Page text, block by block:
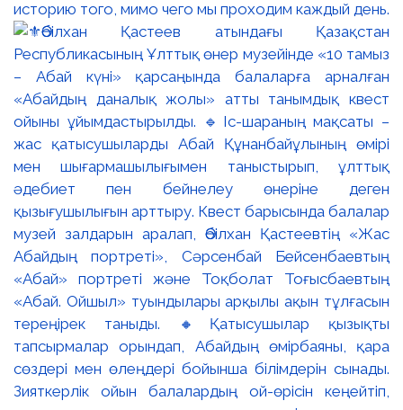
историю того, мимо чего мы проходим каждый день.